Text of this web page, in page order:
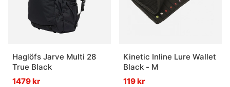
Haglöfs Jarve Multi 28
True Black
1479 kr
Kinetic Inline Lure Wallet
Black - M
119 kr